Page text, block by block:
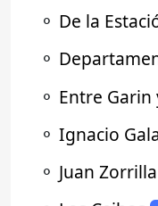
⚬ De la
⚬
⚬ Entre Garin
⚬ Ignacio
⚬ Juan